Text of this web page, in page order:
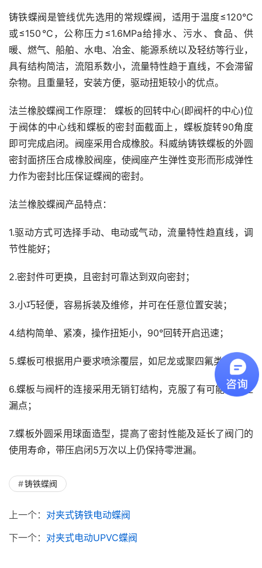
铸铁蝶阀是管线优先选用的常规蝶阀，适用于温度≤120℃
或≤150℃，公称压力≤1.6MPa给排水、污水、食品、供
暖、燃气、船舶、水电、冶金、能源系统以及轻纺等行业，
具有结构简洁，流阻系数小，流量特性趋于直线，不会滞留
杂物。且重量轻，安装方便，驱动扭矩较小的优点。
法兰橡胶蝶阀工作原理： 蝶板的回转中心(即阀杆的中心)位
于阀体的中心线和蝶板的密封面截面上，蝶板旋转90角度
即可完成启闭。阀座采用合成橡胶。科威纳铸铁蝶板的外圆
密封面挤压合成橡胶阀座，使阀座产生弹性变形而形成弹性
力作为密封比压保证蝶阀的密封。
法兰橡胶蝶阀产品特点：
1.驱动方式可选择手动、电动或气动，流量特性趋直线，调
节性能好；
2.密封件可更换，且密封可靠达到双向密封；
3.小巧轻便，容易拆装及维修，并可在任意位置安装；
4.结构简单、紧凑，操作扭矩小，90°回转开启迅速；
5.蝶板可根据用户要求喷涂覆层，如尼龙或聚四氟类；
6.蝶板与阀杆的连接采用无销钉结构，克服了有可能的内泄
漏点；
7.蝶板外圆采用球面造型，提高了密封性能及延长了阀门的
使用寿命，带压启闭5万次以上仍保持零泄漏。
铸铁蝶阀
上一个： 对夹式铸铁电动蝶阀
下一个： 对夹式电动UPVC蝶阀